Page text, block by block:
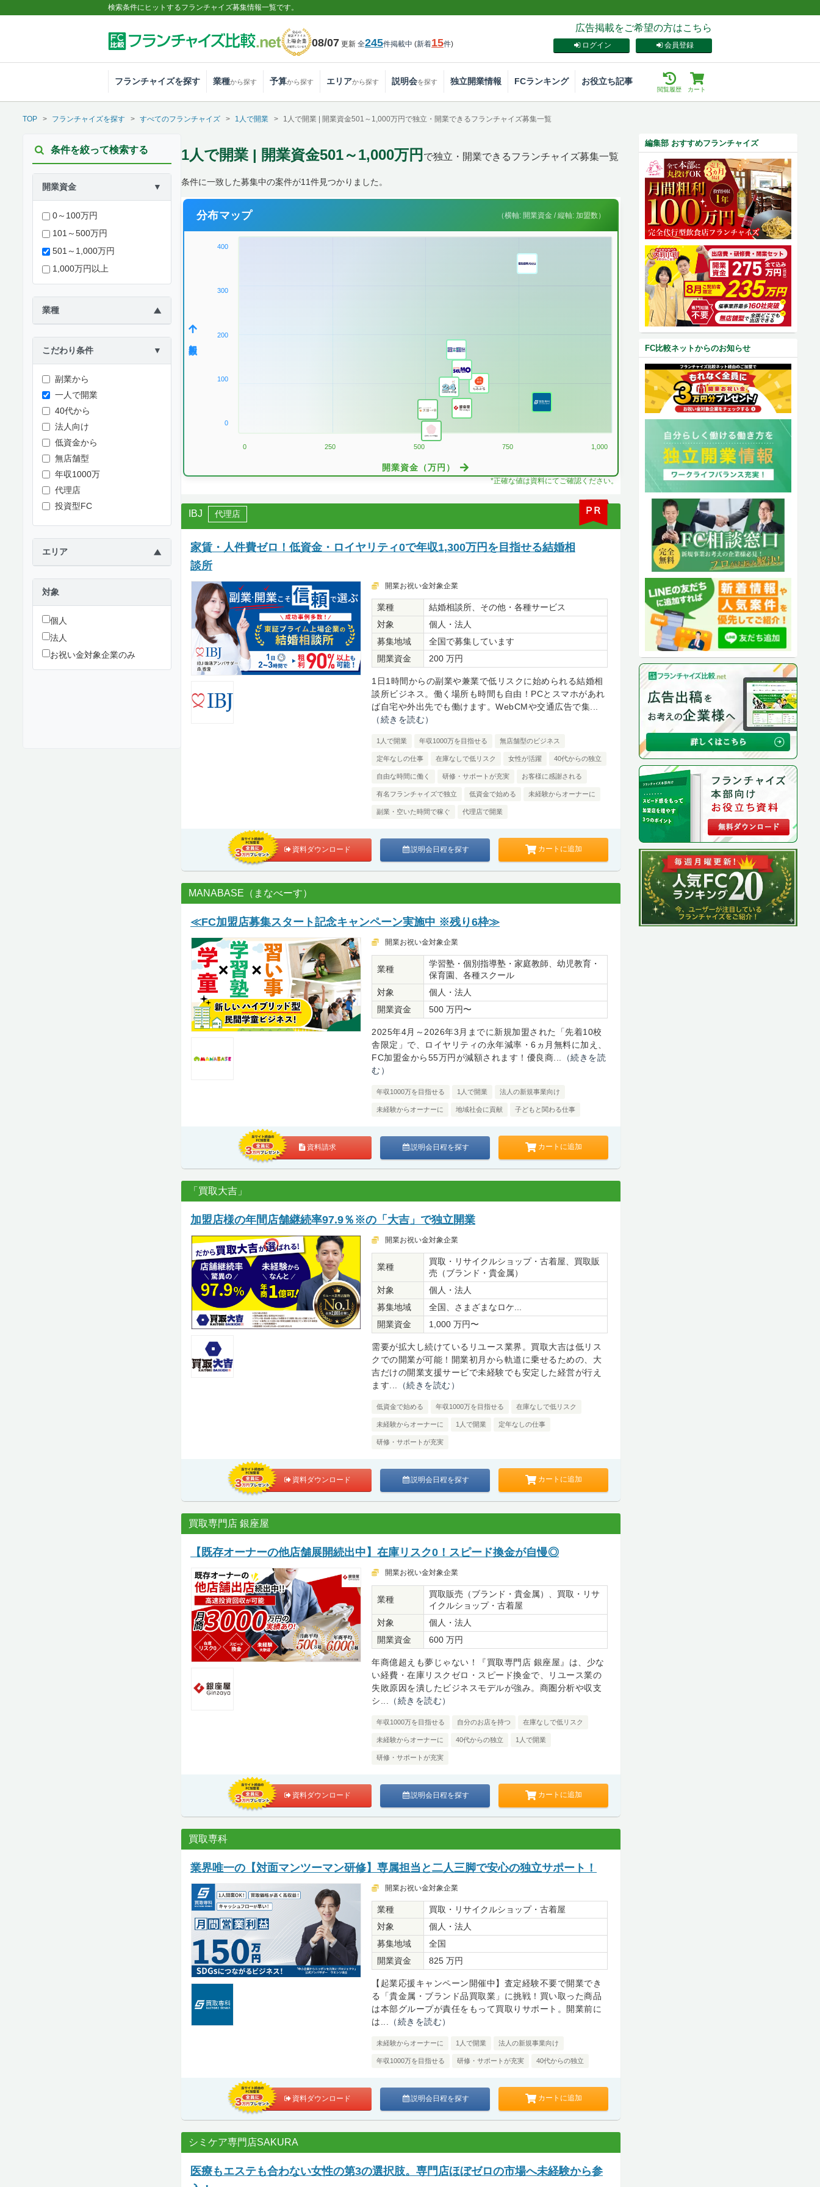
検索条件にヒットするフランチャイズ募集情報一覧です。
08/07 更新 全245件掲載中 (新着15件)
広告掲載をご希望の方はこちら
会員登録
ログイン
フランチャイズを探す 業種から探す 予算から探す エリアから探す 説明会を探す 独立開業情報 FCランキング お役立ち記事
カート
閲覧履歴
TOP フランチャイズを探す すべてのフランチャイズ 1人で開業 1人で開業 | 開業資金501～1,000万円で独立・開業できるフランチャイズ募集一覧
条件を絞って検索する
開業資金 ▼
0～100万円
101～500万円
501～1,000万円
1,000万円以上
業種 ▶
こだわり条件 ▼
副業から
一人で開業
40代から
法人向け
低資金から
無店舗型
年収1000万
代理店
投資型FC
エリア ▶
対象
個人
法人
お祝い金対象企業のみ
1人で開業 | 開業資金501～1,000万円 で独立・開業できるフランチャイズ募集一覧
条件に一致した募集中の案件が11件見つかりました。
分布マップ （横軸: 開業資金 / 縦軸: 加盟数）
400
300
200
100
0
0 250 500 750 1,000
開業資金（万円）
*正確な値は資料にてご確認ください。
IBJ 代理店
家賃・人件費ゼロ！低資金・ロイヤリティ0で年収1,300万円を目指せる結婚相
談所
開業お祝い金対象企業
業種
結婚相談所、その他・各種サービス
対象
個人・法人
募集地域
全国で募集しています
開業資金
200 万円
1日1時間からの副業や兼業で低リスクに始められる結婚相
談所ビジネス。働く場所も時間も自由！PCとスマホがあれ
ば自宅や外出先でも働けます。WebCMや交通広告で集...
（続きを読む）
1人で開業 年収1000万を目指せる 無店舗型のビジネス
定年なしの仕事 在庫なしで低リスク 女性が活躍 40代からの独立
自由な時間に働く 研修・サポートが充実 お客様に感謝される
有名フランチャイズで独立 低資金で始める 未経験からオーナーに
副業・空いた時間で稼ぐ 代理店で開業
資料ダウンロード 説明会日程を探す カートに追加
MANABASE（まなべーす）
≪FC加盟店募集スタート記念キャンペーン実施中 ※残り6枠≫
開業お祝い金対象企業
業種
学習塾・個別指導塾・家庭教師、幼児教育・
保育園、各種スクール
対象
個人・法人
開業資金
500 万円〜
2025年4月～2026年3月までに新規加盟された「先着10校
舎限定」で、ロイヤリティの永年減率・6ヵ月無料に加え、
FC加盟金から55万円が減額されます！優良商...
（続きを読
む）
年収1000万を目指せる 1人で開業 法人の新規事業向け
未経験からオーナーに 地域社会に貢献 子どもと関わる仕事
資料請求 説明会日程を探す カートに追加
「買取大吉」
加盟店様の年間店舗継続率97.9％※の「大吉」で独立開業
開業お祝い金対象企業
業種
買取・リサイクルショップ・古着屋、買取販
売（ブランド・貴金属）
対象
個人・法人
募集地域
全国、さまざまなロケ...
開業資金
1,000 万円〜
需要が拡大し続けているリユース業界。買取大吉は低リス
クでの開業が可能！開業初月から軌道に乗せるための、大
吉だけの開業支援サービで未経験でも安定した経営が行え
ます...
（続きを読む）
低資金で始める 年収1000万を目指せる 在庫なしで低リスク
未経験からオーナーに 1人で開業 定年なしの仕事
研修・サポートが充実
資料ダウンロード 説明会日程を探す カートに追加
買取専門店 銀座屋
【既存オーナーの他店舗展開続出中】在庫リスク0！スピード換金が自慢◎
開業お祝い金対象企業
業種
買取販売（ブランド・貴金属）、買取・リサ
イクルショップ・古着屋
対象
個人・法人
開業資金
600 万円
年商億超えも夢じゃない！『買取専門店 銀座屋』は、少な
い経費・在庫リスクゼロ・スピード換金で、リユース業の
失敗原因を潰したビジネスモデルが強み。商圏分析や収支
シ...
（続きを読む）
年収1000万を目指せる 自分のお店を持つ 在庫なしで低リスク
未経験からオーナーに 40代からの独立 1人で開業
研修・サポートが充実
資料ダウンロード 説明会日程を探す カートに追加
買取専科
業界唯一の【対面マンツーマン研修】専属担当と二人三脚で安心の独立サポート！
開業お祝い金対象企業
業種
買取・リサイクルショップ・古着屋
対象
個人・法人
募集地域
全国
開業資金
825 万円
【起業応援キャンペーン開催中】査定経験不要で開業でき
る「貴金属・ブランド品買取業」に挑戦！買い取った商品
は本部グループが責任をもって買取りサポート。開業前に
は...
（続きを読む）
未経験からオーナーに 1人で開業 法人の新規事業向け
年収1000万を目指せる 研修・サポートが充実 40代からの独立
資料ダウンロード 説明会日程を探す カートに追加
シミケア専門店SAKURA
医療もエステも合わない女性の第3の選択肢。専門店ほぼゼロの市場へ未経験から参
編集部 おすすめフランチャイズ
FC比較ネットからのお知らせ